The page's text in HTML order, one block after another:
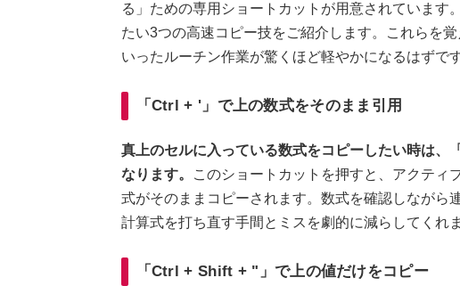
る」ための専用ショートカットが用意されています
たい3つの高速コピー技をご紹介します。これらを
いったルーチン作業が驚くほど軽やかになるはずで
「Ctrl + '」で上の数式をそのまま引用
真上のセルに入っている数式をコピーしたい時は、
なります。
このショートカットを押すと、アクティ
式がそのままコピーされます。数式を確認しながら
計算式を打ち直す手間とミスを劇的に減らしてくれま
「Ctrl + Shift + "」で上の値だけをコピー